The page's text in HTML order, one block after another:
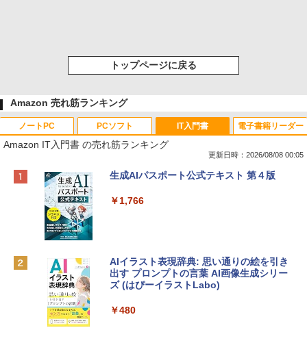
トップページに戻る
Amazon 売れ筋ランキング
ノートPC
Apple 2026 MacBook Neo A18 Proチッ
e Intelligence、Liquid Retinaディスプ
￥162,598
tomtoc 360°保護 15.6 16インチ パソコ
PCソフト
Robloxギフトカード - 800 Robux 【限
インゲームコード】 ロブロックス | オン
Robloxギフトカード - 1000 Robux 【限
定バーチャルアイテムを含む】 【オンラ
ラインコード版
IT入門書
Amazon IT入門書 の売れ筋ランキング
更新日時：2026/08/08 00:05
生成AIパスポート公式テキスト 第４版
￥1,766
AIイラスト表現辞典: 思い通りの絵を引き
出す プロンプトの言葉 AI画像生成シリー
ズ (はぴーイラストLabo)
￥480
電子書籍リーダー